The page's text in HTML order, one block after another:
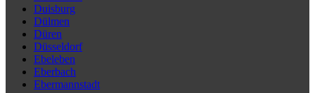
Duisburg
Dülmen
Düren
Düsseldorf
Ebeleben
Eberbach
Ebermannstadt